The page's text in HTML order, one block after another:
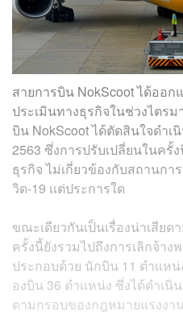
สายการบิน NokScoot ได้ออ
ประเมินทางธุรกิจในช่วงไตร
บิน NokScoot ได้ตัดสินใจดำ
2563 ซึ่งการปรับเปลี่ยนในครั้
ธุรกิจ ไม่เกี่ยวข้องกับสถานก
วิด-19 แต่ประการใด
ขณะเดียวกันเป็นเรื่องน่าเสีย
ครั้งนี้ยังรวมไปถึงการเลิกจ้า
ประกอบด้วย นักบิน 11 ตำแห
องบิน 36 ตำแหน่ง ซึ่งได้ดำเนิ
ตามกรอบของกฎหมายแรงงาน